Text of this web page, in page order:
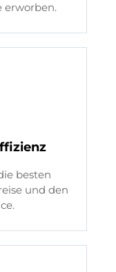
erworben.
besten
und den